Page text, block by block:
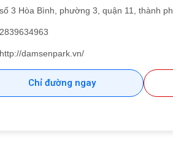
3 Hòa Bình, phường 3, quận 11, thành
damsenpark.vn/
Chỉ đường ngay